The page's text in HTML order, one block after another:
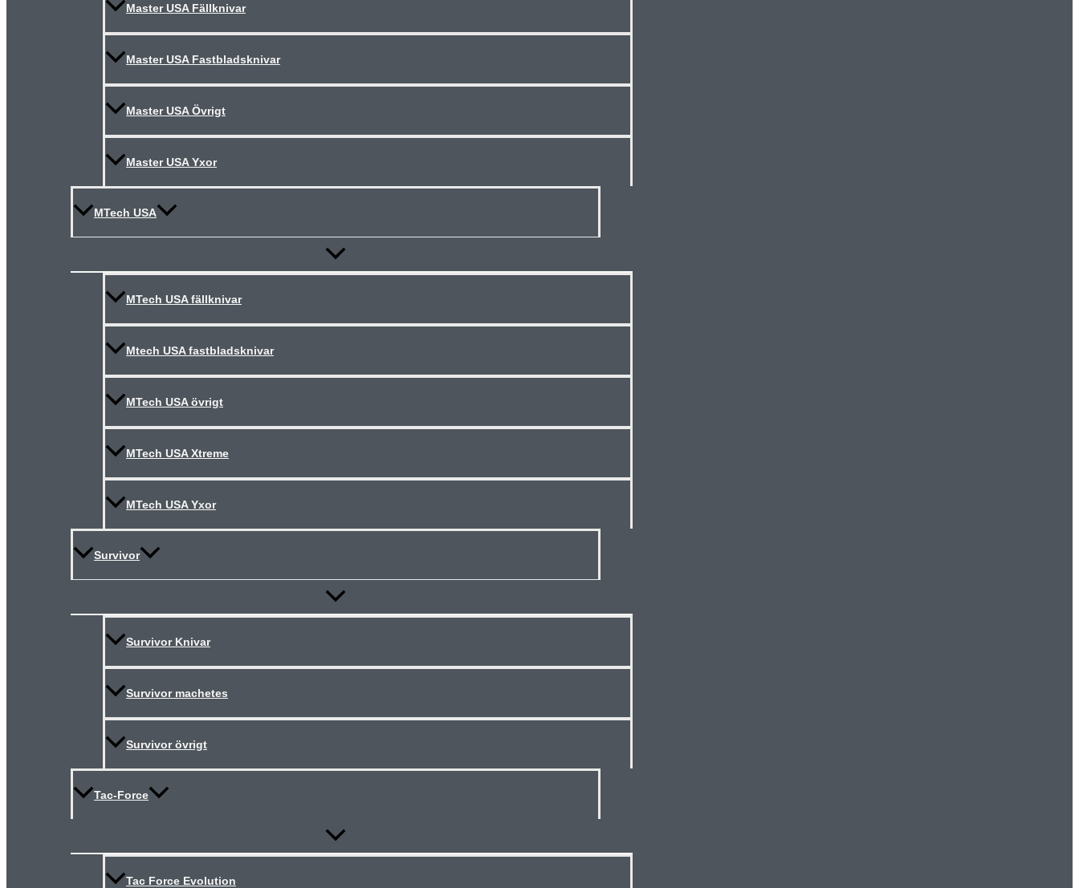
Master USA Fällknivar
Master USA Fastbladsknivar
Master USA Övrigt
Master USA Yxor
MTech USA
Slå
meny
MTech USA fällknivar
Mtech USA fastbladsknivar
MTech USA övrigt
MTech USA Xtreme
MTech USA Yxor
Survivor
Slå
meny
Survivor Knivar
Survivor machetes
Survivor övrigt
Tac-Force
Slå
meny
Tac Force Evolution